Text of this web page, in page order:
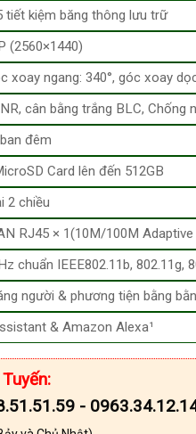
tiết kiệm băng thông lưu trữ
(2560×1440)
xoay ngang: 340°, góc xoay
cân bằng trắng BLC, Chống
đêm
Card lên đến 512GB
2 chiều
RJ45 × 1(10M/100M
chuẩn IEEE802.11b, 802.11g,
người & phương tiện bằng
& Amazon Alexa¹
-